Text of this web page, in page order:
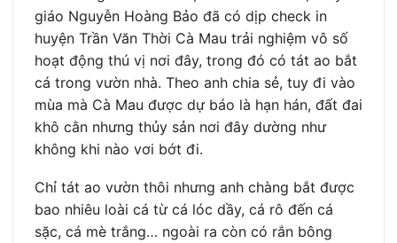
giáo Nguyễn Hoàng Bảo đã có dịp check in
huyện Trần Văn Thời Cà Mau trải nghiệm vô số
hoạt động thú vị nơi đây, trong đó có tát ao bắt
cá trong vườn nhà. Theo anh chia sẻ, tuy đi vào
mùa mà Cà Mau được dự báo là hạn hán, đất đai
khô cằn nhưng thủy sản nơi đây dường như
không khi nào vơi bớt đi.
Chỉ tát ao vườn thôi nhưng anh chàng bắt được
bao nhiêu loài cá từ cá lóc dầy, cá rô đến cá
sặc, cá mè trắng… ngoài ra còn có rắn bông